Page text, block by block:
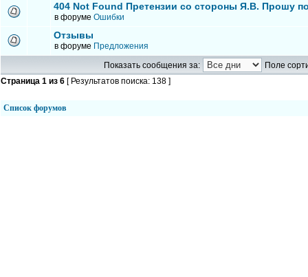
404 Not Found Претензии со стороны Я.В. Прошу
в форуме Ошибки
Отзывы
в форуме Предложения
Показать сообщения за:
Поле
Страница 1 из 6 [ Результатов поиска: 138 ]
Список форумов